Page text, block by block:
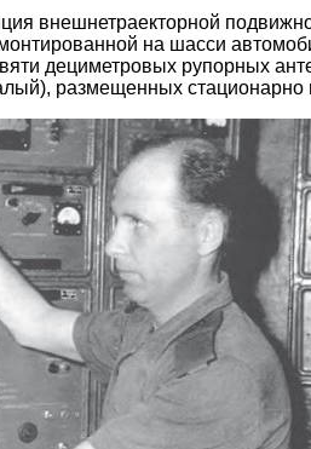
внешнетраекторной
на шасси
дециметровых рупорных
размещенных стационарно